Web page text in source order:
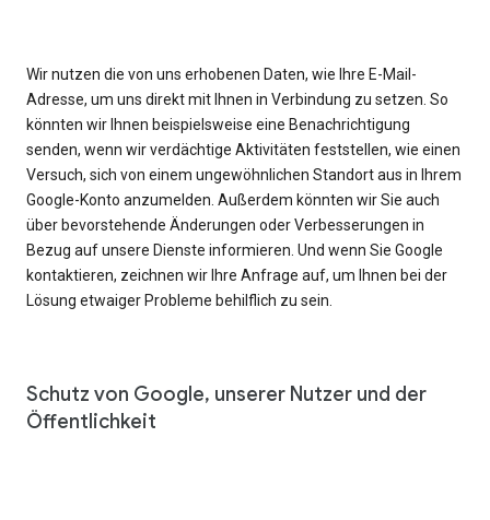
Wir nutzen die von uns erhobenen Daten, wie Ihre E-Mail-
Adresse, um uns direkt mit Ihnen in Verbindung zu setzen. So
könnten wir Ihnen beispielsweise eine Benachrichtigung
senden, wenn wir verdächtige Aktivitäten feststellen, wie einen
Versuch, sich von einem ungewöhnlichen Standort aus in Ihrem
Google-Konto anzumelden. Außerdem könnten wir Sie auch
über bevorstehende Änderungen oder Verbesserungen in
Bezug auf unsere Dienste informieren. Und wenn Sie Google
kontaktieren, zeichnen wir Ihre Anfrage auf, um Ihnen bei der
Lösung etwaiger Probleme behilflich zu sein.
Schutz von Google, unserer Nutzer und der
Öffentlichkeit